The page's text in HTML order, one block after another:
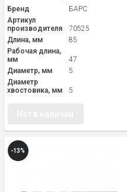
Бренд
БАРС
Артикул
производителя
70525
Длина, мм
85
Рабочая длина,
мм
47
Диаметр, мм
5
Диаметр
хвостовика, мм
5
-13%